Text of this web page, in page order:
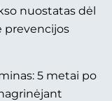
nuostatas dėl
prevencijos
5 metai po